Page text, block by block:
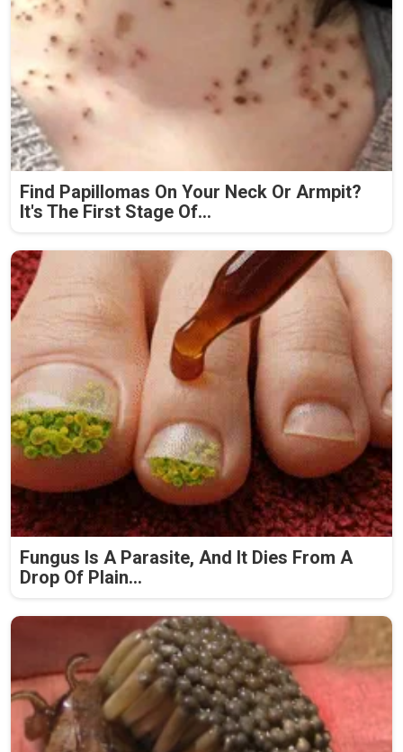
Find Papillomas On Your Neck Or Armpit?
It's The First Stage Of...
Fungus Is A Parasite, And It Dies From A
Drop Of Plain...